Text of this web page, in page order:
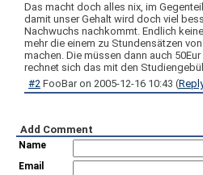
Das macht doch alles nix, im
damit unser Gehalt wird doch viel
Nachwuchs nachkommt. Endlich
mehr die einem zu Stundensätzen
machen. Die müssen dann auch
rechnet sich das mit den
#2 FooBaron 2005-12-16 10:43 (
Add Comment
Name
Email